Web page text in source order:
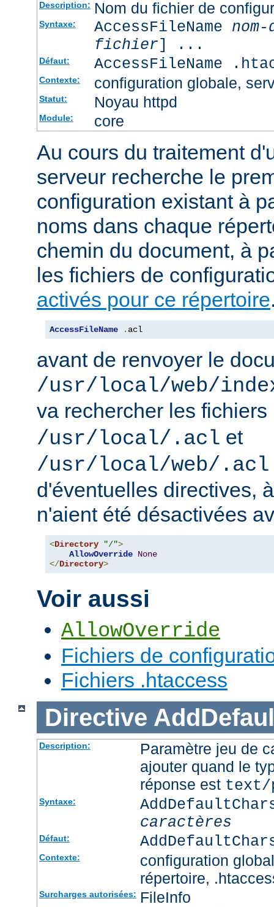
Description: Nom du fichier de
Syntaxe: AccessFileName
fichier] ...
Défaut: AccessFileName
Contexte: configuration globale,
Statut: Noyau httpd
Module: core
Au cours du traitement
serveur recherche le
configuration existant à
noms dans chaque
chemin du document, à
les fichiers de
activés pour ce répertoire
AccessFileName . acl
avant de renvoyer le
/usr/local/web/
va rechercher les fichiers
/usr/local/.acl et
/usr/local/web/.acl
d'éventuelles directives,
n'aient été désactivées
<Directory "/">
AllowOverride None
</Directory>
Voir aussi
AllowOverride
Fichiers de
Fichiers .htaccess
Directive
Description:
Paramètre jeu de
ajouter quand le
réponse est text/
Syntaxe:
caractères
Défaut:
Contexte:
configuration
répertoire,
Surcharges autorisées: FileInfo